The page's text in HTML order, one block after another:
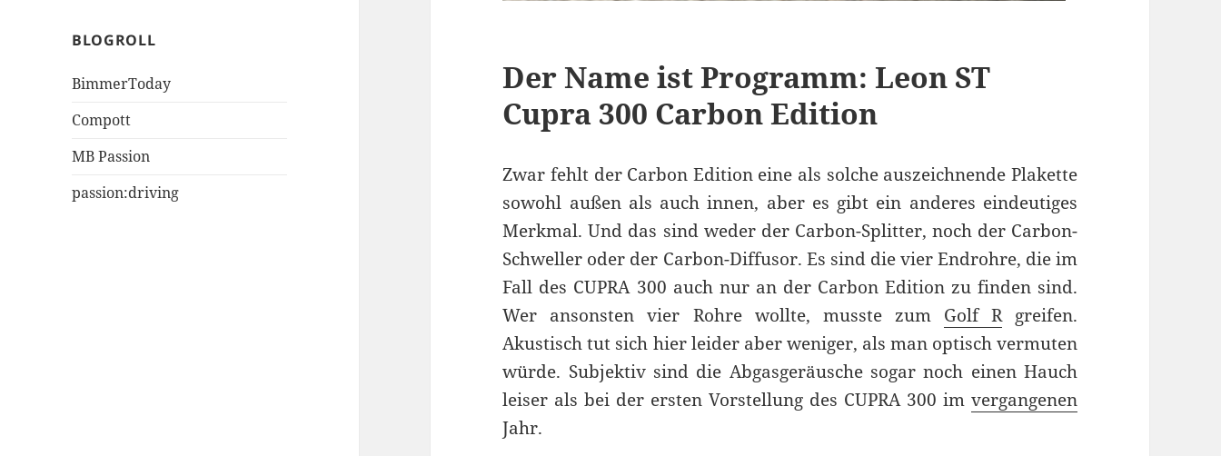
BLOGROLL
BimmerToday
Compott
MB Passion
passion:driving
Der Name ist Programm: Leon ST
Cupra 300 Carbon Edition
Zwar fehlt der Carbon Edition eine als solche auszeichnende Plakette
sowohl außen als auch innen, aber es gibt ein anderes eindeutiges
Merkmal. Und das sind weder der Carbon-Splitter, noch der Carbon-
Schweller oder der Carbon-Diffusor. Es sind die vier Endrohre, die im
Fall des CUPRA 300 auch nur an der Carbon Edition zu finden sind.
Wer ansonsten vier Rohre wollte, musste zum Golf Rgreifen.
Akustisch tut sich hier leider aber weniger, als man optisch vermuten
würde. Subjektiv sind die Abgasgeräusche sogar noch einen Hauch
leiser als bei der ersten Vorstellung des CUPRA 300 im vergangenen
Jahr.